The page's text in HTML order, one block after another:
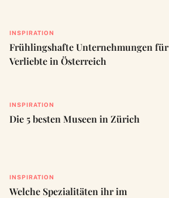
INSPIRATION
Frühlingshafte Unternehmungen für
Verliebte in Österreich
INSPIRATION
Die 5 besten Museen in Zürich
INSPIRATION
Welche Spezialitäten ihr im